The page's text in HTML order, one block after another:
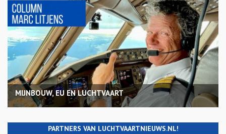
MIJNBOUW, EU EN LUCHTVAART
PARTNERS VAN LUCHTVAARTNIEUWS.NL!